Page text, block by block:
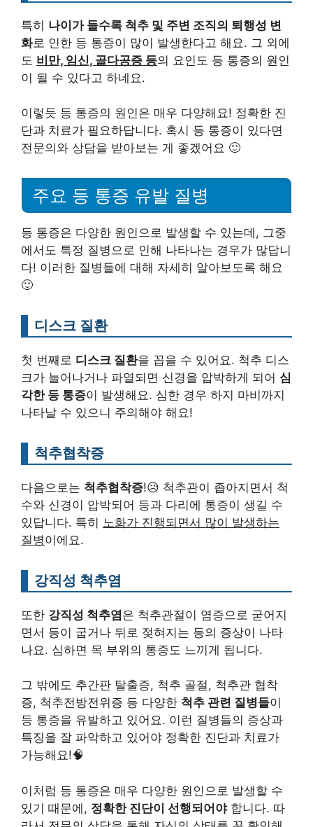
특히 나이가 들수록 척추 및 주변 조직의 퇴행성 변
화로 인한 등 통증이 많이 발생한다고 해요. 그 외에
도 비만, 임신, 골다공증 등의 요인도 등 통증의 원인
이 될 수 있다고 하네요.
이렇듯 등 통증의 원인은 매우 다양해요! 정확한 진
단과 치료가 필요하답니다. 혹시 등 통증이 있다면
전문의와 상담을 받아보는 게 좋겠어요 🙂
주요 등 통증 유발 질병
등 통증은 다양한 원인으로 발생할 수 있는데, 그중
에서도 특정 질병으로 인해 나타나는 경우가 많답니
다! 이러한 질병들에 대해 자세히 알아보도록 해요
🙂
디스크 질환
첫 번째로 디스크 질환을 꼽을 수 있어요. 척추 디스
크가 늘어나거나 파열되면 신경을 압박하게 되어 심
각한 등 통증이 발생해요. 심한 경우 하지 마비까지
나타날 수 있으니 주의해야 해요!
척추협착증
다음으로는 척추협착증!😥 척추관이 좁아지면서 척
수와 신경이 압박되어 등과 다리에 통증이 생길 수
있답니다. 특히 노화가 진행되면서 많이 발생하는
질병이에요.
강직성 척추염
또한 강직성 척추염은 척추관절이 염증으로 굳어지
면서 등이 굽거나 뒤로 젖혀지는 등의 증상이 나타
나요. 심하면 목 부위의 통증도 느끼게 됩니다.
그 밖에도 추간판 탈출증, 척추 골절, 척추관 협착
증, 척추전방전위증 등 다양한 척추 관련 질병들이
등 통증을 유발하고 있어요. 이런 질병들의 증상과
특징을 잘 파악하고 있어야 정확한 진단과 치료가
가능해요!🧠
이처럼 등 통증은 매우 다양한 원인으로 발생할 수
있기 때문에, 정확한 진단이 선행되어야합니다. 따